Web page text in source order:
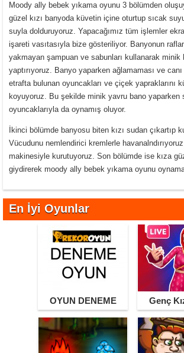
Moody ally bebek yıkama oyunu 3 bölümden
güzel kızı banyoda küvetin içine oturtup sıcak
suyla dolduruyoruz. Yapacağımız tüm işlemler
işareti vasıtasıyla bize gösteriliyor. Banyonun
yakmayan şampuan ve sabunları kullanarak minik
yaptırıyoruz. Banyo yaparken ağlamaması ve canı
etrafta bulunan oyuncakları ve çiçek yapraklarını
koyuyoruz. Bu şekilde minik yavru bano yaparken
oyuncaklarıyla da oynamış oluyor.
İkinci bölümde banyosu biten kızı sudan çıkartıp
Vücudunu nemlendirici kremlerle
makinesiyle kurutuyoruz. Son bölümde ise kıza
giydirerek moody ally bebek yıkama oyunu
En İyi Oyunlar
OYUN DENEME Genç